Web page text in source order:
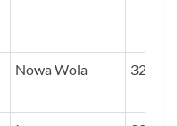
Nowa Wola 32,3